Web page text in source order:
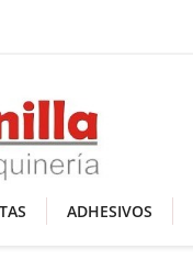
ADHESIVOS